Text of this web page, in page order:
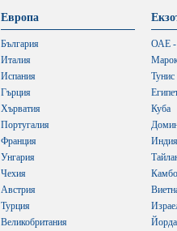
Европа
България
Италия
Испания
Гърция
Хърватия
Португалия
Франция
Унгария
Чехия
Австрия
Турция
Великобритания
ОАЕ -
Тунис
Куба
Индия